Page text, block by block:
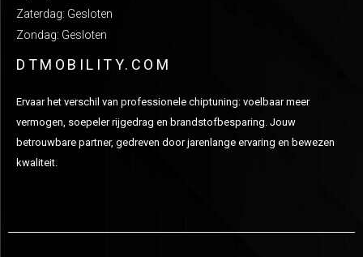
Zaterdag: Gesloten
Zondag: Gesloten
DTMOBILITY.COM
Ervaar het verschil van professionele chiptuning: voelbaar meer
vermogen, soepeler rijgedrag en brandstofbesparing. Jouw
betrouwbare partner, gedreven door jarenlange ervaring en bewezen
kwaliteit.